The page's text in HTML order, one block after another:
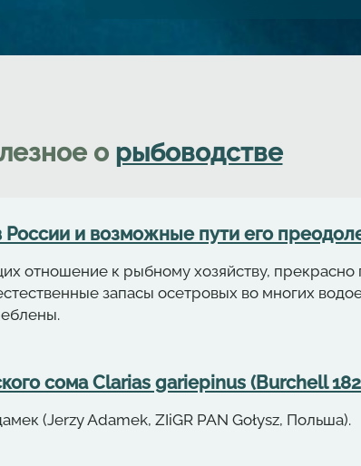
о рыбоводстве
России и возможные пути его
отношение к рыбному хозяйству, прекрасно
запасы осетровых во многих
сома Clarias gariepinus (Burchell
(Jerzy Adamek, ZIiGR PAN Gołysz, Польша).